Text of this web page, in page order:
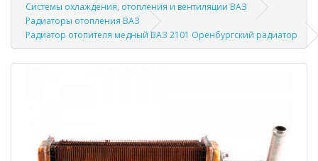
Системы охлаждения, отопления и вентиляции ВАЗ
Радиаторы отопления ВАЗ
Радиатор отопителя медный ВАЗ 2101 Оренбургский радиатор